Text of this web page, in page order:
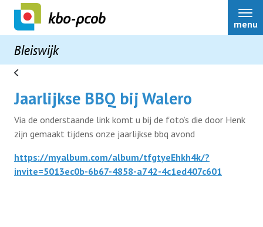
Bleiswijk
menu
Home
Jaarlijkse BBQ bij Walero
Via de onderstaande link komt u bij de foto’s die door Henk
zijn gemaakt tijdens onze jaarlijkse bbq avond
https://myalbum.com/album/tfgtyeEhkh4k/?
invite=5013ec0b-6b67-4858-a742-4c1ed407c601